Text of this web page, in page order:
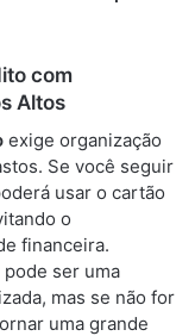
com
Altos
exige organização
Se você seguir
usar o cartão
o
financeira.
ser uma
mas se não for
uma grande